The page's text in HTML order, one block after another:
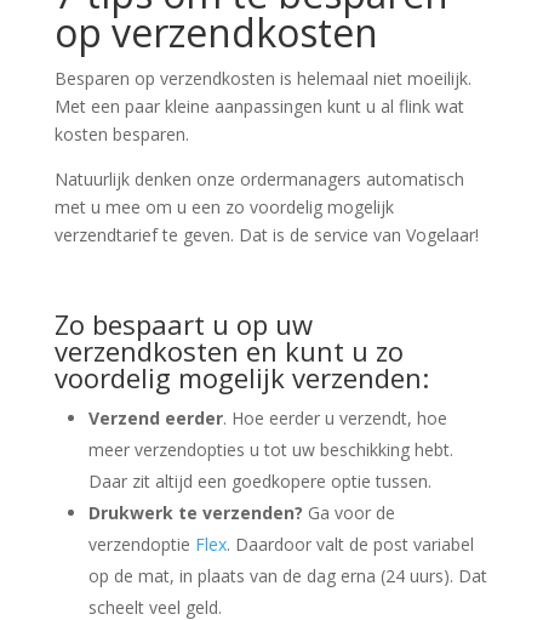
op verzendkosten
Besparen op verzendkosten is helemaal niet moeilijk.
Met een paar kleine aanpassingen kunt u al flink wat
kosten besparen.
Natuurlijk denken onze ordermanagers automatisch
met u mee om u een zo voordelig mogelijk
verzendtarief te geven. Dat is de service van Vogelaar!
Zo bespaart u op uw
verzendkosten en kunt u zo
voordelig mogelijk verzenden:
Verzend eerder. Hoe eerder u verzendt, hoe
meer verzendopties u tot uw beschikking hebt.
Daar zit altijd een goedkopere optie tussen.
Drukwerk te verzenden? Ga voor de
verzendoptie Flex. Daardoor valt de post variabel
op de mat, in plaats van de dag erna (24 uurs). Dat
scheelt veel geld.